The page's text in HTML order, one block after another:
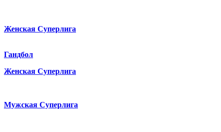
Женская Суперлига
Гандбол
Женская Суперлига
Мужская Суперлига